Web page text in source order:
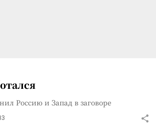
Россию и Запад в заговоре